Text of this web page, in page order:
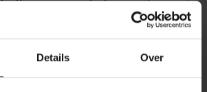
Details Over
URL van de pagina waar je de fout zag.